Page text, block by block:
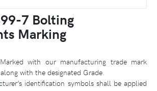
7 Bolting
Marking
with our manufacturing trade mark
with the designated Grade.
identification symbols shall be applied